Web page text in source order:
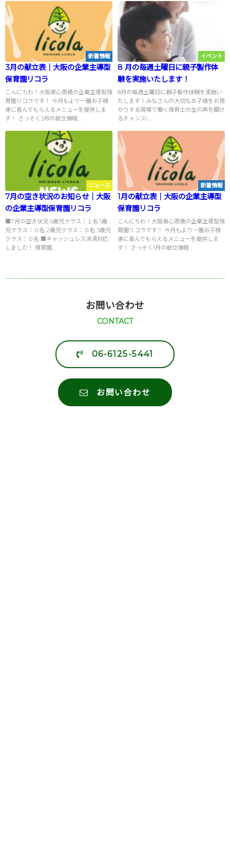
新着情報
3月の献立表｜大阪の企業主導型
保育園リコラ
こんにちわ！大阪東心斎橋の企業主導型保
育園リコラです！ 今月もより一層お子様
達に喜んでもらえるメニューを提供しま
す！ さっそく3月の献立情報...
イベント
8 月の毎週土曜日に親子製作体
験を実施いたします！
8月の毎週土曜日に親子製作体験を実施い
たします！みなさんの大切なお子様をお預
かりする現場で働く保育士の生の声を聞け
るチャンス!...
ニュース
7月の空き状況のお知らせ｜大阪
の企業主導型保育園リコラ
■7月の空き状況 0歳児クラス：１名 1歳
児クラス：０名 2歳児クラス：０名 3歳児
クラス：０名 ■キャッシュレス決済対応
しました！ 保育園...
新着情報
1月の献立表｜大阪の企業主導型
保育園リコラ
こんにちわ！大阪東心斎橋の企業主導型保
育園リコラです！ 今月もより一層お子様
達に喜んでもらえるメニューを提供しま
す！ さっそく1月の献立情報...
お問い合わせ
CONTACT
06-6125-5441
お問い合わせ